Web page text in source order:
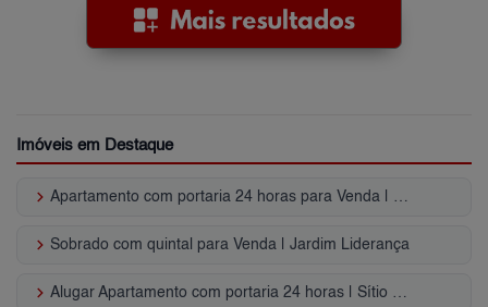
Imóveis em Destaque
keyboard_arrow_right Apartamento com portaria 24 horas para Venda | Chácara Seis de Outubro
keyboard_arrow_right Sobrado com quintal para Venda | Jardim Liderança
keyboard_arrow_right Alugar Apartamento com portaria 24 horas | Sítio da Figueira